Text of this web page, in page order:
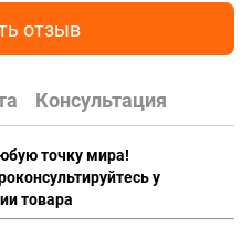
отзыв
Консультация
точку мира!
у
товара